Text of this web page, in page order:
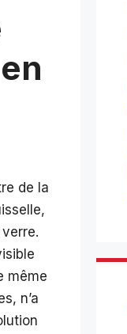
de la
même
n’a